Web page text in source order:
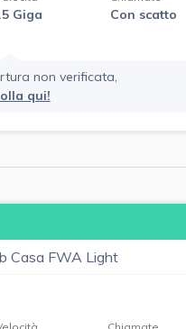
Giga Con scatto
non verificata,
qui!
Casa FWA Light